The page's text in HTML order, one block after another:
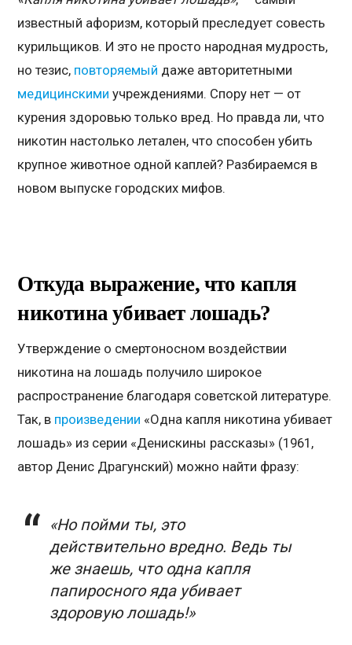
известный афоризм, который преследует совесть
курильщиков. И это не просто народная мудрость,
но тезис, повторяемый даже авторитетными
медицинскими учреждениями. Спору нет — от
курения здоровью только вред. Но правда ли, что
никотин настолько летален, что способен убить
крупное животное одной каплей? Разбираемся в
новом выпуске городских мифов.
Откуда выражение, что капля
никотина убивает лошадь?
Утверждение о смертоносном воздействии
никотина на лошадь получило широкое
распространение благодаря советской литературе.
Так, в произведении «Одна капля никотина убивает
лошадь» из серии «Денискины рассказы» (1961,
автор Денис Драгунский) можно найти фразу:
«Но пойми ты, это
действительно вредно. Ведь ты
же знаешь, что одна капля
папиросного яда убивает
здоровую лошадь!»